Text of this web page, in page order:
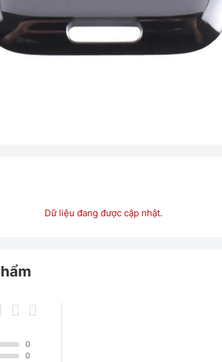
Dữ liệu đang được cập nhật.
0
0